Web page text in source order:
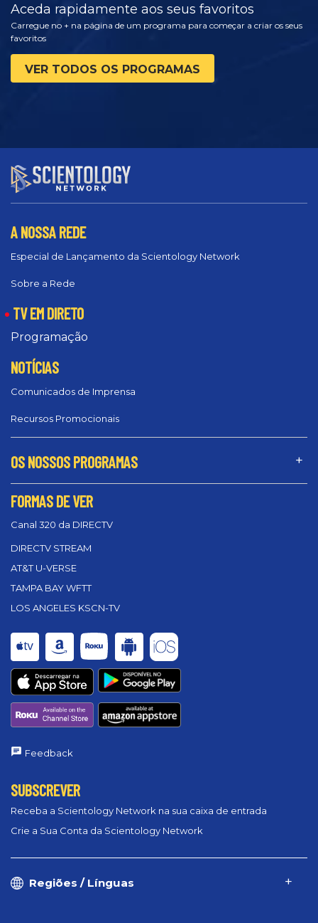
Aceda rapidamente aos seus favoritos
Carregue no + na página de um programa para começar a criar os seus
favoritos
VER TODOS OS PROGRAMAS
A NOSSA REDE
Especial de Lançamento da Scientology Network
Sobre a Rede
TV EM DIRETO
Programação
NOTÍCIAS
Comunicados de Imprensa
Recursos Promocionais
OS NOSSOS PROGRAMAS
FORMAS DE VER
Canal 320 da DIRECTV
DIRECTV STREAM
AT&T U-VERSE
TAMPA BAY WFTT
LOS ANGELES KSCN-TV
Feedback
SUBSCREVER
Receba a Scientology Network na sua caixa de entrada
Crie a Sua Conta da Scientology Network
Regiões / Línguas